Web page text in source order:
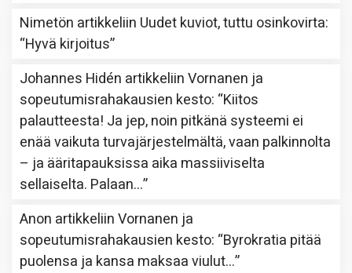
Nimetön artikkeliin Uudet kuviot, tuttu osinkovirta:
“Hyvä kirjoitus”
Johannes Hidén artikkeliinVornanen ja
sopeutumisrahakausien kesto: “Kiitos
palautteesta! Ja jep, noin pitkänä systeemi ei
enää vaikuta turvajärjestelmältä, vaan palkinnolta
– ja ääritapauksissa aika massiiviselta
sellaiselta. Palaan…”
Anon artikkeliinVornanen ja
sopeutumisrahakausien kesto: “Byrokratia pitää
puolensa ja kansa maksaa viulut…”